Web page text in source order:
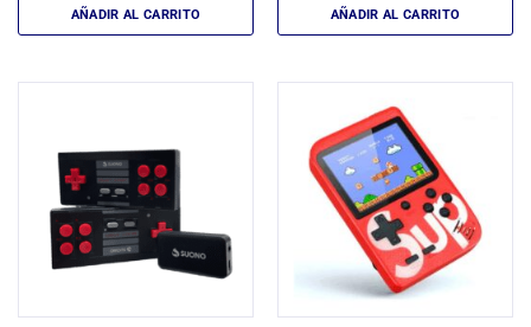
AÑADIR AL CARRITO AÑADIR AL CARRITO